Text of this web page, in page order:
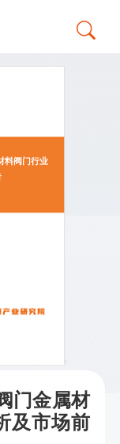
料阀门行业
门金属材
及市场前